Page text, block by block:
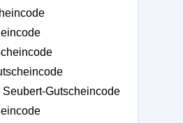
Seubert-Gutscheincode